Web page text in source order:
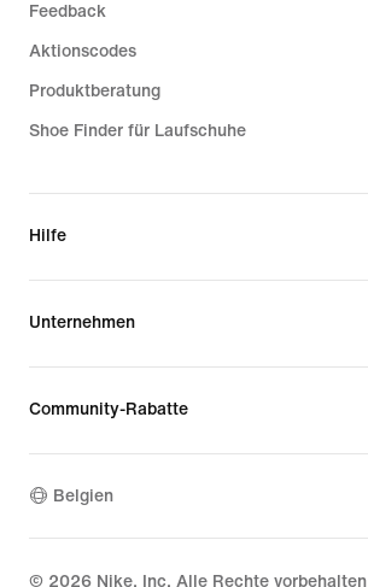
Feedback
Aktionscodes
Produktberatung
Shoe Finder für Laufschuhe
Hilfe
Unternehmen
Community-Rabatte
Belgien
© 2026 Nike, Inc. Alle Rechte vorbehalten